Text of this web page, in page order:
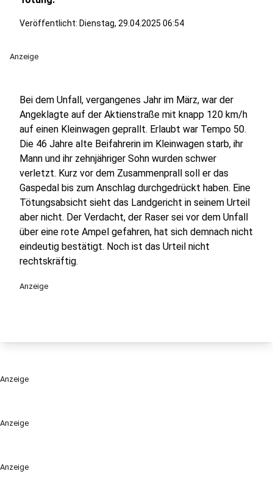
Anzeige
Anzeige
Veröffentlicht: Dienstag, 29.04.2025 06:54
Anzeige
Bei dem Unfall, vergangenes Jahr im März, war der
Angeklagte auf der Aktienstraße mit knapp 120 km/h
auf einen Kleinwagen geprallt. Erlaubt war Tempo 50.
Die 46 Jahre alte Beifahrerin im Kleinwagen starb, ihr
Mann und ihr zehnjähriger Sohn wurden schwer
verletzt. Kurz vor dem Zusammenprall soll er das
Gaspedal bis zum Anschlag durchgedrückt haben. Eine
Tötungsabsicht sieht das Landgericht in seinem Urteil
aber nicht. Der Verdacht, der Raser sei vor dem Unfall
über eine rote Ampel gefahren, hat sich demnach nicht
eindeutig bestätigt. Noch ist das Urteil nicht
rechtskräftig.
Anzeige
Anzeige